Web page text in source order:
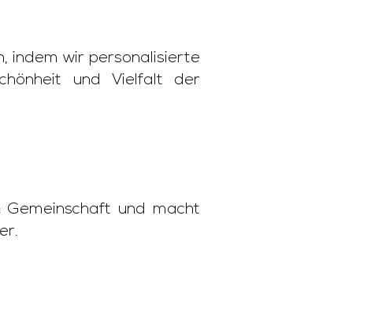
indem wir personalisierte
und Vielfalt der
Gemeinschaft und macht